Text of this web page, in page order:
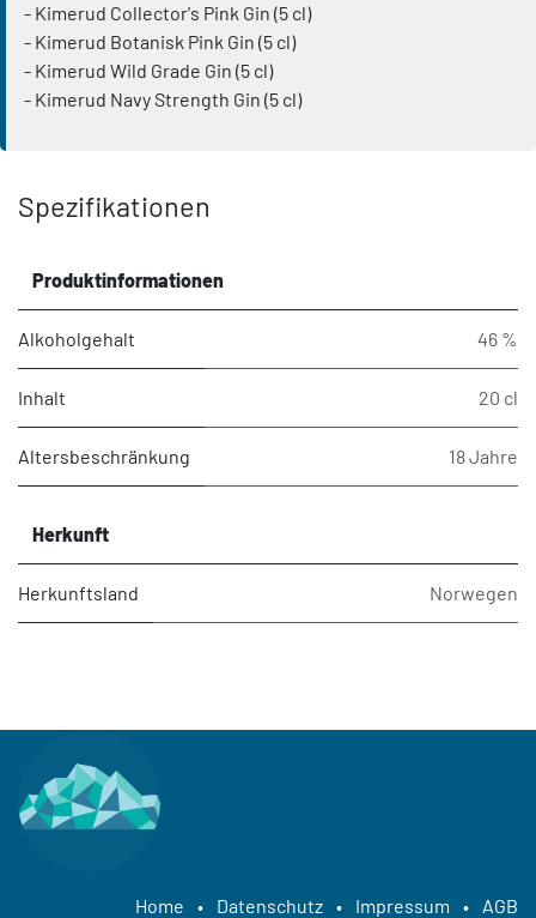
- Kimerud Collector's Pink Gin (5 cl)
- Kimerud Botanisk Pink Gin (5 cl)
- Kimerud Wild Grade Gin (5 cl)
- Kimerud Navy Strength Gin (5 cl)
Spezifikationen
Produktinformationen
Alkoholgehalt 46 %
Inhalt 20 cl
Altersbeschränkung 18 Jahre
Herkunft
Herkunftsland Norwegen
Home • Datenschutz • Impressum • AGB